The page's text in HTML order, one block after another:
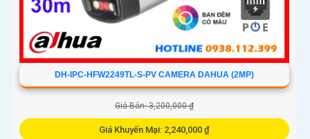
DH-IPC-HFW2249TL-S-PV CAMERA DAHUA (2MP)
Giá Bán: 3,200,000 ₫
Giá Khuyến Mại: 2,240,000 ₫